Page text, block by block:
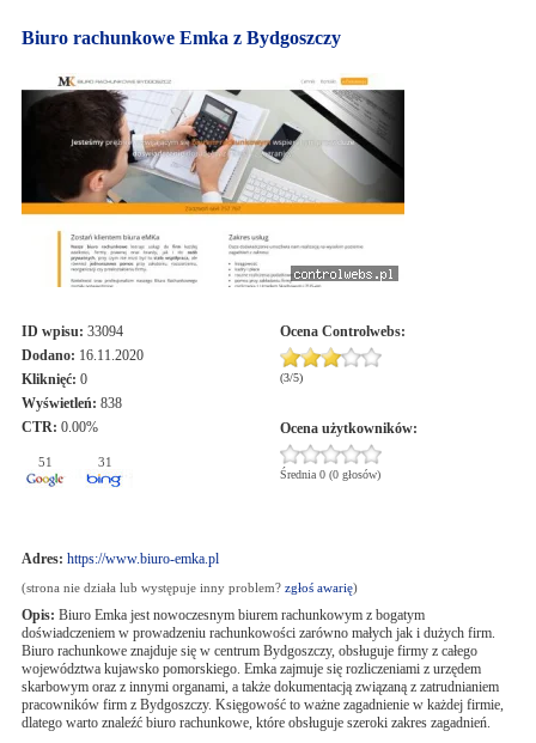
Biuro rachunkowe Emka z Bydgoszczy
ID wpisu: 33094
Dodano: 16.11.2020
Kliknięć: 0
Wyświetleń: 838
CTR: 0.00%
51 31
Ocena Controlwebs:
(3/5)
Ocena użytkowników:
Średnia 0 (0 głosów)
Adres: https://www.biuro-emka.pl
(strona nie działa lub występuje inny problem? zgłoś awarię)
Opis: Biuro Emka jest nowoczesnym biurem rachunkowym z bogatym
doświadczeniem w prowadzeniu rachunkowości zarówno małych jak i dużych firm.
Biuro rachunkowe znajduje się w centrum Bydgoszczy, obsługuje firmy z całego
województwa kujawsko pomorskiego. Emka zajmuje się rozliczeniami z urzędem
skarbowym oraz z innymi organami, a także dokumentacją związaną z zatrudnianiem
pracowników firm z Bydgoszczy. Księgowość to ważne zagadnienie w każdej firmie,
dlatego warto znaleźć biuro rachunkowe, które obsługuje szeroki zakres zagadnień.